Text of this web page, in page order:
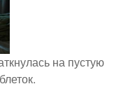
на пустую